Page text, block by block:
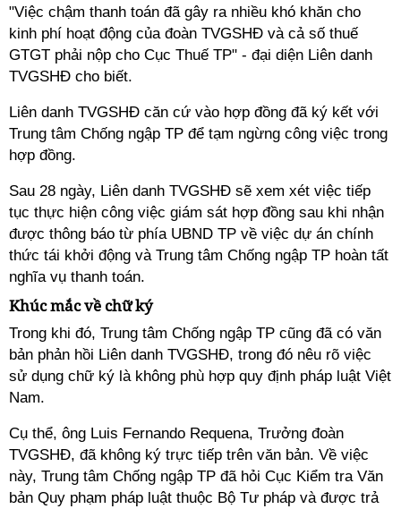
"Việc chậm thanh toán đã gây ra nhiều khó khăn cho
kinh phí hoạt động của đoàn TVGSHĐ và cả số thuế
GTGT phải nộp cho Cục Thuế TP" - đại diện Liên danh
TVGSHĐ cho biết.
Liên danh TVGSHĐ căn cứ vào hợp đồng đã ký kết với
Trung tâm Chống ngập TP để tạm ngừng công việc trong
hợp đồng.
Sau 28 ngày, Liên danh TVGSHĐ sẽ xem xét việc tiếp
tục thực hiện công việc giám sát hợp đồng sau khi nhận
được thông báo từ phía UBND TP về việc dự án chính
thức tái khởi động và Trung tâm Chống ngập TP hoàn tất
nghĩa vụ thanh toán.
Khúc mắc về chữ ký
Trong khi đó, Trung tâm Chống ngập TP cũng đã có văn
bản phản hồi Liên danh TVGSHĐ, trong đó nêu rõ việc
sử dụng chữ ký là không phù hợp quy định pháp luật Việt
Nam.
Cụ thể, ông Luis Fernando Requena, Trưởng đoàn
TVGSHĐ, đã không ký trực tiếp trên văn bản. Về việc
này, Trung tâm Chống ngập TP đã hỏi Cục Kiểm tra Văn
bản Quy phạm pháp luật thuộc Bộ Tư pháp và được trả